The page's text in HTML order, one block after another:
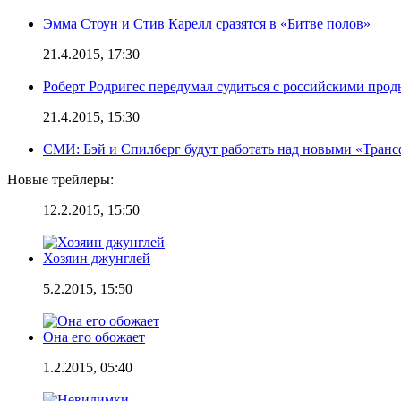
Эмма Стоун и Стив Карелл сразятся в «Битве полов»
21.4.2015, 17:30
Роберт Родригес передумал судиться с российскими
21.4.2015, 15:30
СМИ: Бэй и Спилберг будут работать над новыми
Новые трейлеры:
12.2.2015, 15:50
Хозяин джунглей
5.2.2015, 15:50
Она его обожает
1.2.2015, 05:40